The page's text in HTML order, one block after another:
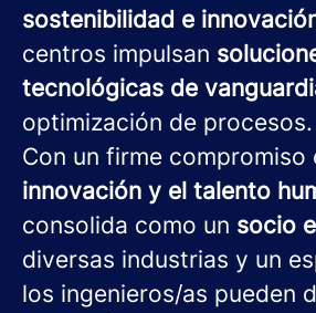
sostenibilidad e
centros impulsan
tecnológicas de
optimización de procesos.
Con un firme compromiso
innovación y el talento
consolida como un socio
diversas industrias y un
los ingenieros/as pueden